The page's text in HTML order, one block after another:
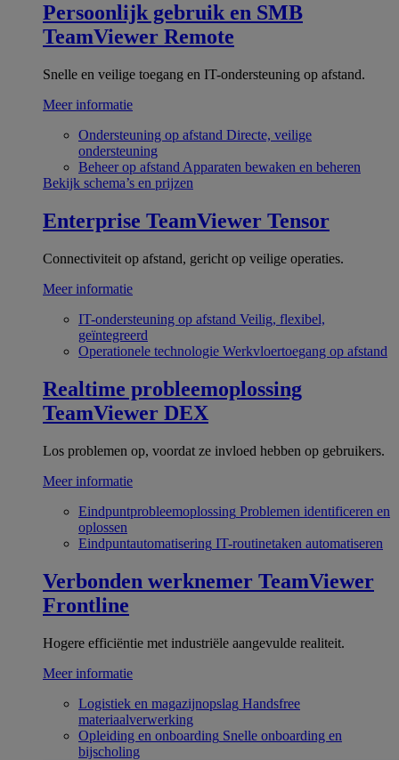
Persoonlijk gebruik en SMB
TeamViewer Remote
Snelle en veilige toegang en IT-ondersteuning op afstand.
Meer informatie
Ondersteuning op afstand Directe, veilige
ondersteuning
Beheer op afstand Apparaten bewaken en beheren
Bekijk schema’s en prijzen
Enterprise TeamViewer Tensor
Connectiviteit op afstand, gericht op veilige operaties.
Meer informatie
IT-ondersteuning op afstand Veilig, flexibel,
geïntegreerd
Operationele technologie Werkvloertoegang op afstand
Realtime probleemoplossing
TeamViewer DEX
Los problemen op, voordat ze invloed hebben op gebruikers.
Meer informatie
Eindpuntprobleemoplossing Problemen identificeren en
oplossen
Eindpuntautomatisering IT-routinetaken automatiseren
Verbonden werknemer TeamViewer
Frontline
Hogere efficiëntie met industriële aangevulde realiteit.
Meer informatie
Logistiek en magazijnopslag Handsfree
materiaalverwerking
Opleiding en onboarding Snelle onboarding en
bijscholing